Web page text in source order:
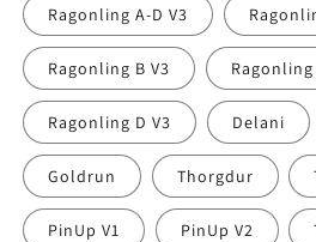
Ragonling A-D V3
Ragonling B V3 Ragonling
Ragonling D V3 Delani
Goldrun Thorgdur
PinUp V1 PinUp V2